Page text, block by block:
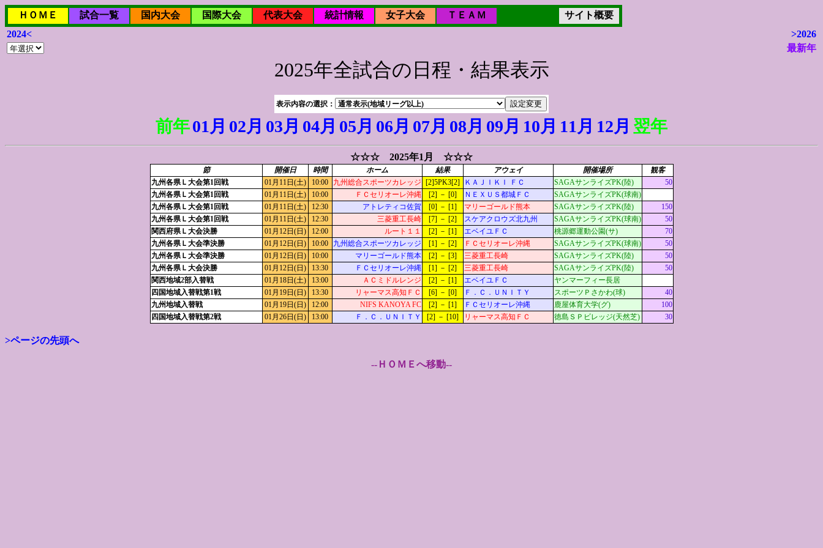
ＨＯＭＥ 試合一覧 国内大会 国際大会 代表大会 統計情報 女子大会 ＴＥＡＭ
サイト概要
2024<
>2026
最新年
2025年全試合の日程・結果表示
表示内容の選択：
前年01月 02月 03月 04月 05月 06月 07月 08月 09月 10月 11月 12月 翌年
☆☆☆ 2025年1月 ☆☆☆
節 開催日 時間 ホーム 結果 アウェイ 開催場所
観客
九州各県Ｌ大会第1回戦
01月11日(土) 10:00 九州総合スポーツカレッジ [2]5PK3[2] ＫＡＪＩＫＩ ＦＣ SAGAサンライズPK(陸)
50
九州各県Ｌ大会第1回戦
01月11日(土) 10:00 ＦＣセリオーレ沖縄 [2] － [0] ＮＥＸＵＳ都城ＦＣ
SAGAサンライズPK(球南)
九州各県Ｌ大会第1回戦
01月11日(土) 12:30 アトレティコ佐賀 [0] － [1] マリーゴールド熊本 SAGAサンライズPK(陸)
150
九州各県Ｌ大会第1回戦
01月11日(土) 12:30 三菱重工長崎 [7] － [2] スケアクロウズ北九州 SAGAサンライズPK(球南)
50
関西府県Ｌ大会決勝
01月12日(日) 12:00 ルート１１ [2] － [1] エベイユＦＣ 桃源郷運動公園(サ)
70
九州各県Ｌ大会準決勝
01月12日(日) 10:00 九州総合スポーツカレッジ [1] － [2] ＦＣセリオーレ沖縄 SAGAサンライズPK(球南)
50
九州各県Ｌ大会準決勝
01月12日(日) 10:00 マリーゴールド熊本 [2] － [3] 三菱重工長崎 SAGAサンライズPK(陸)
50
九州各県Ｌ大会決勝
01月12日(日) 13:30 ＦＣセリオーレ沖縄 [1] － [2] 三菱重工長崎 SAGAサンライズPK(陸)
50
関西地域2部入替戦
01月18日(土) 13:00 ＡＣミドルレンジ [2] － [1] エベイユＦＣ
ヤンマーフィー長居
四国地域入替戦第1戦
01月19日(日) 13:30 リャーマス高知ＦＣ [6] － [0] Ｆ．Ｃ．ＵＮＩＴＹ スポーツＰさかわ(球)
40
九州地域入替戦
01月19日(日) 12:00 NIFS KANOYA FC [2] － [1] ＦＣセリオーレ沖縄 鹿屋体育大学(グ)
100
四国地域入替戦第2戦
01月26日(日) 13:00 Ｆ．Ｃ．ＵＮＩＴＹ [2] － [10] リャーマス高知ＦＣ 徳島ＳＰビレッジ(天然芝) 30
>ページの先頭へ
--ＨＯＭＥへ移動--